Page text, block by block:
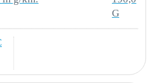
deaktivierbar
Diamantlack silbergrau
G